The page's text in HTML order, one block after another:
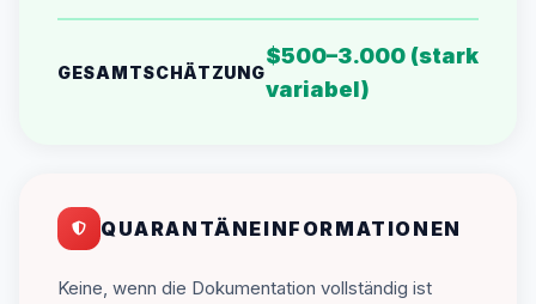
GESAMTSCHÄTZUNG
$500–3.000 (stark
variabel)
QUARANTÄNEINFORMATIONEN
Keine, wenn die Dokumentation vollständig ist